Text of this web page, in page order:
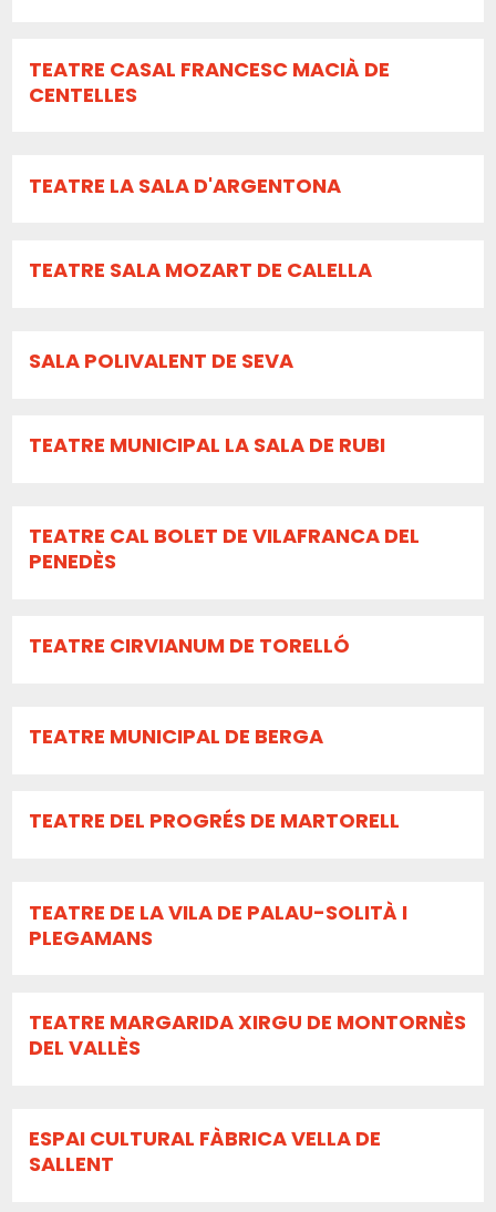
TEATRE CASAL FRANCESC MACIÀ DE
CENTELLES
TEATRE LA SALA D'ARGENTONA
TEATRE SALA MOZART DE CALELLA
SALA POLIVALENT DE SEVA
TEATRE MUNICIPAL LA SALA DE RUBI
TEATRE CAL BOLET DE VILAFRANCA DEL
PENEDÈS
TEATRE CIRVIANUM DE TORELLÓ
TEATRE MUNICIPAL DE BERGA
TEATRE DEL PROGRÉS DE MARTORELL
TEATRE DE LA VILA DE PALAU-SOLITÀ I
PLEGAMANS
TEATRE MARGARIDA XIRGU DE MONTORNÈS
DEL VALLÈS
ESPAI CULTURAL FÀBRICA VELLA DE
SALLENT